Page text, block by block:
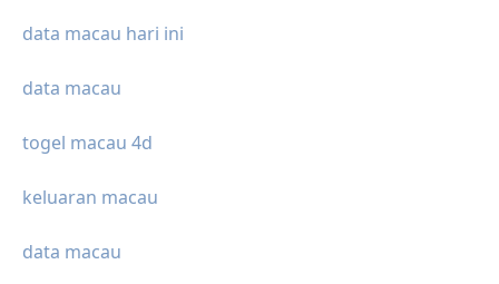
data macau hari ini
data macau
togel macau 4d
keluaran macau
data macau